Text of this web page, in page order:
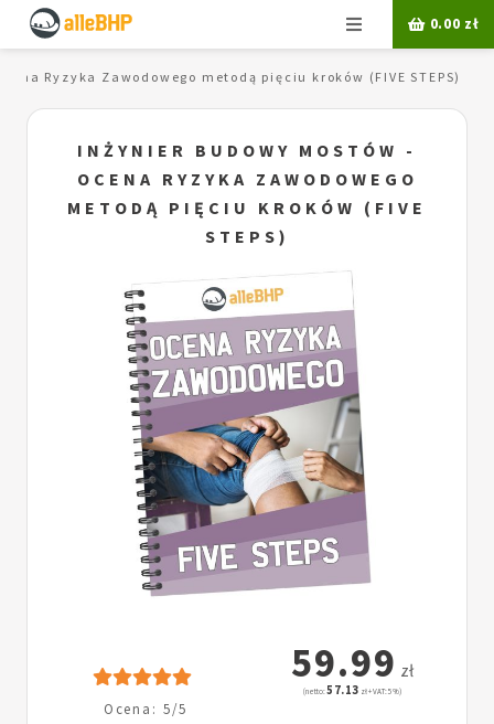
Menu 0.00 zł
Ryzyka Zawodowego metodą pięciu kroków (FIVE STEPS)
INŻYNIER BUDOWY MOSTÓW -
OCENA RYZYKA ZAWODOWEGO
METODĄ PIĘCIU KROKÓW (FIVE
STEPS)
Ocena: 5/5
59.99 zł
(netto:57.13 zł + VAT: 5%)